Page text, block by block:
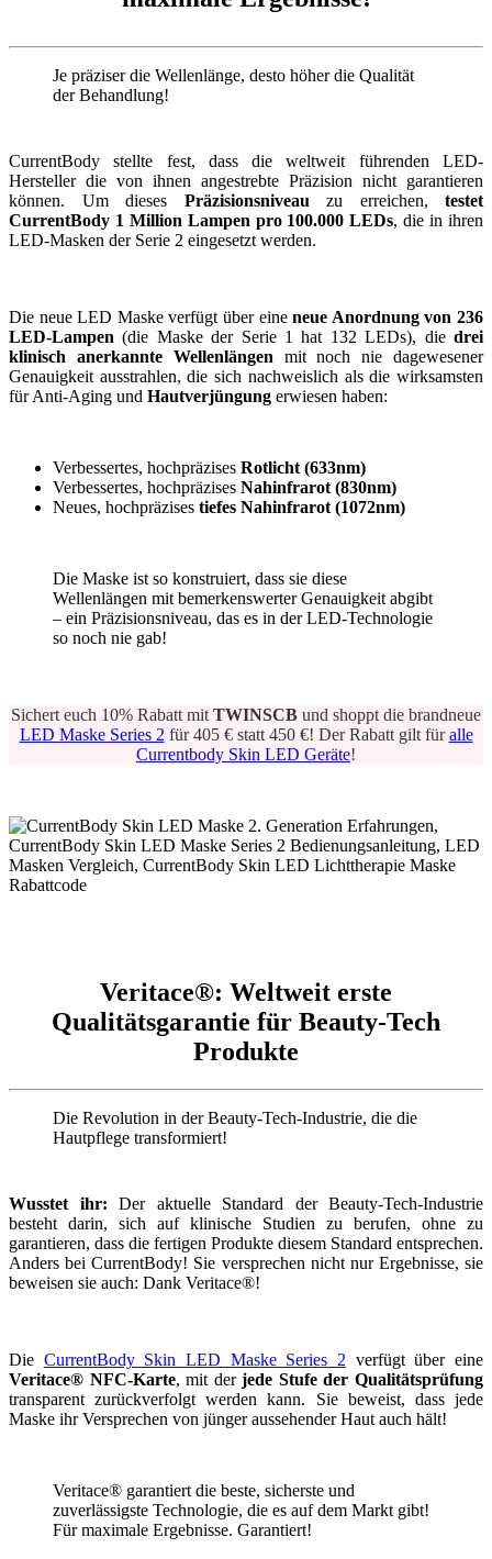
Je präziser die Wellenlänge, desto höher die Qualität
der Behandlung!
CurrentBody stellte fest, dass die weltweit führenden LED-
Hersteller die von ihnen angestrebte Präzision nicht garantieren
können. Um dieses Präzisionsniveau zu erreichen, testet
CurrentBody 1 Million Lampen pro 100.000 LEDs, die in ihren
LED-Masken der Serie 2 eingesetzt werden.
Die neue LED Maske verfügt über eineneue Anordnung von 236
LED-Lampen (die Maske der Serie 1 hat 132 LEDs), die drei
klinisch anerkannte Wellenlängen mit noch nie dagewesener
Genauigkeit ausstrahlen, die sich nachweislich als die wirksamsten
für Anti-Aging und Hautverjüngung erwiesen haben:
Verbessertes, hochpräzises Rotlicht (633nm)
Verbessertes, hochpräzises Nahinfrarot (830nm)
Neues, hochpräzises tiefes Nahinfrarot (1072nm)
Die Maske ist so konstruiert, dass sie diese
Wellenlängen mit bemerkenswerter Genauigkeit abgibt
– ein Präzisionsniveau, das es in der LED-Technologie
so noch nie gab!
Sichert euch 10% Rabatt mit TWINSCB und shoppt die brandneue
LED Maske Series 2 für 405 € statt 450 €! Der Rabatt gilt füralle
Currentbody Skin LED Geräte!
Veritace®: Weltweit erste
Qualitätsgarantie für Beauty-Tech
Produkte
Die Revolution in der Beauty-Tech-Industrie, die die
Hautpflege transformiert!
Wusstet ihr: Der aktuelle Standard der Beauty-Tech-Industrie
besteht darin, sich auf klinische Studien zu berufen, ohne zu
garantieren, dass die fertigen Produkte diesem Standard entsprechen.
Anders bei CurrentBody! Sie versprechen nicht nur Ergebnisse, sie
beweisen sie auch: Dank Veritace®!
Die CurrentBody Skin LED Maske Series 2 verfügt über eine
Veritace® NFC-Karte, mit derjede Stufe der Qualitätsprüfung
transparent zurückverfolgt werden kann. Sie beweist, dass jede
Maske ihr Versprechen von jünger aussehender Haut auch hält!
Veritace® garantiert die beste, sicherste und
zuverlässigste Technologie, die es auf dem Markt gibt!
Für maximale Ergebnisse. Garantiert!